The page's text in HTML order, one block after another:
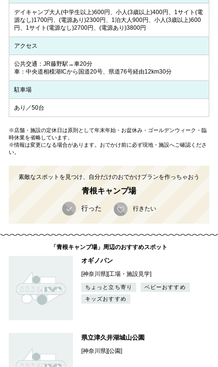
デイキャンプ大人(中学生以上)600円、小人(3歳以上)400円、1サイト(電
源なし)1700円、(電源あり)2300円、1泊大人900円、小人(3歳以上)600
円、1サイト(電源なし)2700円、(電源あり)3800円
アクセス
公共交通：JR藤野駅→車20分
車：中央道相模湖ICから国道20号、県道76号経由12km30分
駐車場
あり／50台
※店舗・施設の定休日は原則として年末年始・お盆休み・ゴールデンウィーク・臨
時休業を省略しています。
※情報は変更になる場合があります。おでかけ前に必ず現地・施設へご確認くださ
い。
素敵なスポットを見つけ、自分だけのおでかけプランを作っちゃおう
青根キャンプ場
行った 行きたい
「青根キャンプ場」周辺のおすすめスポット
オギノパン
[神奈川県][工場・施設見学]
ちょっと立ち寄り
ベビーおすすめ
キッズおすすめ
県立津久井湖城山公園
[神奈川県][公園]